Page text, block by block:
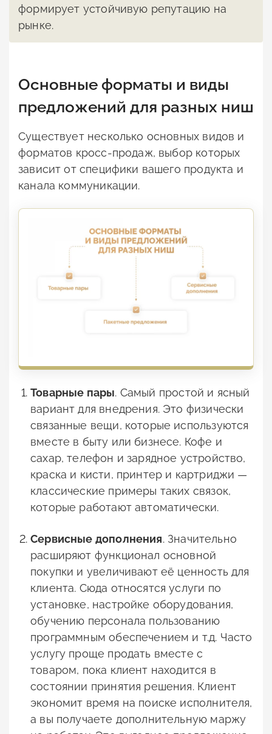
формирует устойчивую репутацию на
рынке.
Основные форматы и виды
предложений для разных ниш
Существует несколько основных видов и
форматов кросс-продаж, выбор которых
зависит от специфики вашего продукта и
канала коммуникации.
Товарные пары. Самый простой и ясный
вариант для внедрения. Это физически
связанные вещи, которые используются
вместе в быту или бизнесе. Кофе и
сахар, телефон и зарядное устройство,
краска и кисти, принтер и картриджи —
классические примеры таких связок,
которые работают автоматически.
Сервисные дополнения. Значительно
расширяют функционал основной
покупки и увеличивают её ценность для
клиента. Сюда относятся услуги по
установке, настройке оборудования,
обучению персонала пользованию
программным обеспечением и т.д. Часто
услугу проще продать вместе с
товаром, пока клиент находится в
состоянии принятия решения. Клиент
экономит время на поиске исполнителя,
а вы получаете дополнительную маржу